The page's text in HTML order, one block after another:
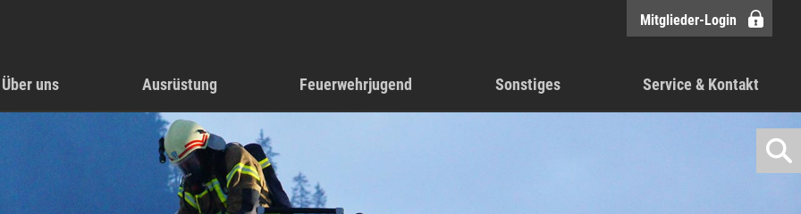
Über uns Ausrüstung Feuerwehrjugend Sonstiges Service & Kontakt
Mitglieder-Login